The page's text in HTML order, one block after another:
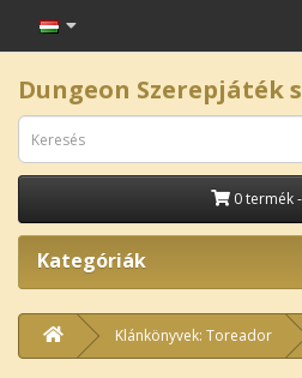
Dungeon Szerepjáték
0 termék
Kategóriák
Klánkönyvek: Toreador